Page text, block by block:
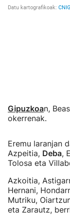
Gipuzkoan,
okerrenak.
Eremu laranjan
Azpeitia, Deba,
Tolosa eta
Azkoitia,
Hernani,
Mutriku,
eta Zarautz,